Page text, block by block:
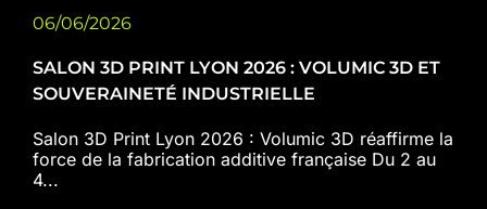
06/06/2026
SALON 3D PRINT LYON 2026 : VOLUMIC 3D ET
SOUVERAINETÉ INDUSTRIELLE
Salon 3D Print Lyon 2026 : Volumic 3D réaffirme la
force de la fabrication additive française Du 2 au
4...